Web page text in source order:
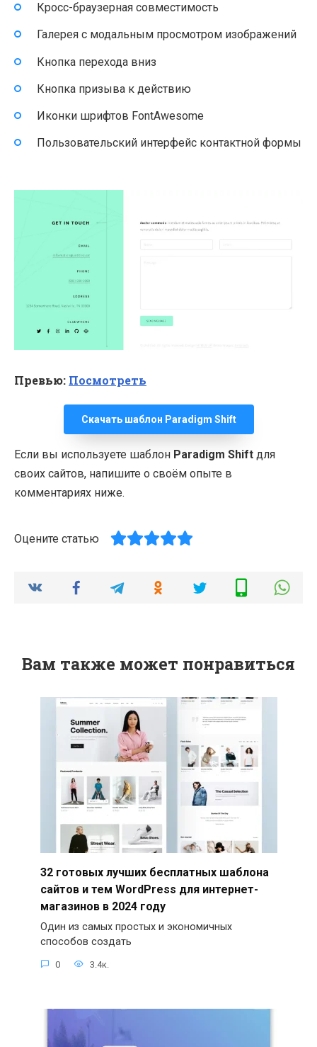
Кросс-браузерная совместимость
Галерея с модальным просмотром изображений
Кнопка перехода вниз
Кнопка призыва к действию
Иконки шрифтов FontAwesome
Пользовательский интерфейс контактной формы
Превью: Посмотреть
Скачать шаблон Paradigm Shift
Если вы используете шаблон Paradigm Shift для
своих сайтов, напишите о своём опыте в
комментариях ниже.
Оцените статью
Вам также может понравиться
32 готовых лучших бесплатных шаблона
сайтов и тем WordPress для интернет-
магазинов в 2024 году
Один из самых простых и экономичных
способов создать
0 3.4к.